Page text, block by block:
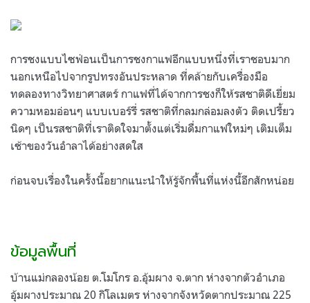
การชงแบบไซฟ่อนเป็นการชงกาแฟอีกแบบหนึ่งที่เราชอบมาก
นอกเหนือไปจากรูปทรงอันประหลาด ที่คล้ายกับเครื่องมือ
ทดลองทางวิทยาศาสตร์ กาแฟที่ได้จากการชงก็ให้รสชาติดีเยี่ยม
ความหอมอ่อนๆ แบบเบอร์รี่ รสชาติที่กลมกล่อมลงตัว ติดเปรี้ยว
นิดๆ เป็นรสชาติที่เราติดใจมาตั้งแต่เริ่มดื่มกาแฟใหม่ๆ เติมเต็ม
เช้าของวันอำลาได้อย่างสดใส
ก่อนจบเรื่องในครั้งนี้อยากแนะนำให้รู้จักพื้นที่แห่งนี้อีกสักหน่อย
ข้อมูลพื้นที่
บ้านแม่กลองน้อย ต.โมโกร อ.อุ้มผาง จ.ตาก ห่างจากตัวอำเภอ
อุ้มผางประมาณ 20 กิโลเมตร ห่างจากจังหวัดตากประมาณ 225